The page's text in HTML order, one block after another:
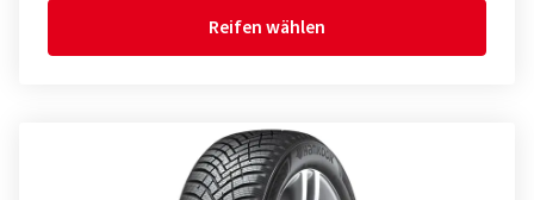
Reifen wählen